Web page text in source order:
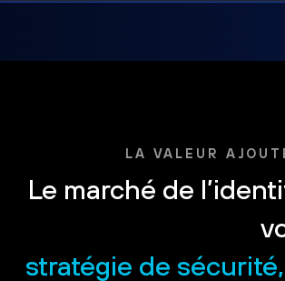
LA VALEUR
Le marché de
stratégie de